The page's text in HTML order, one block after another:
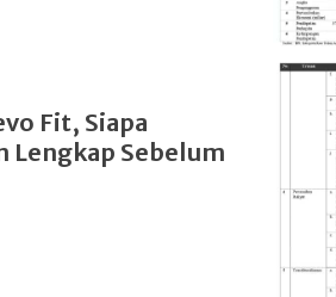
Fit, Siapa
Lengkap Sebelum